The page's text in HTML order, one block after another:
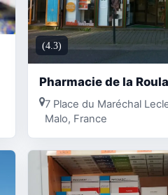
(4.3)
Pharmacie de la
7 Place du Maréchal
Malo, France